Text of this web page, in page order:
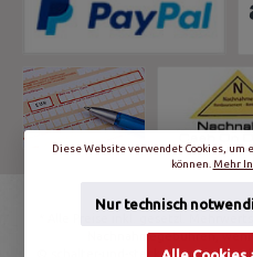
Nachnahmegebühren,
© schalter-und-steckdosen.de |
Diese Website verwendet Cookies, um
können. Mehr
Nur technisch